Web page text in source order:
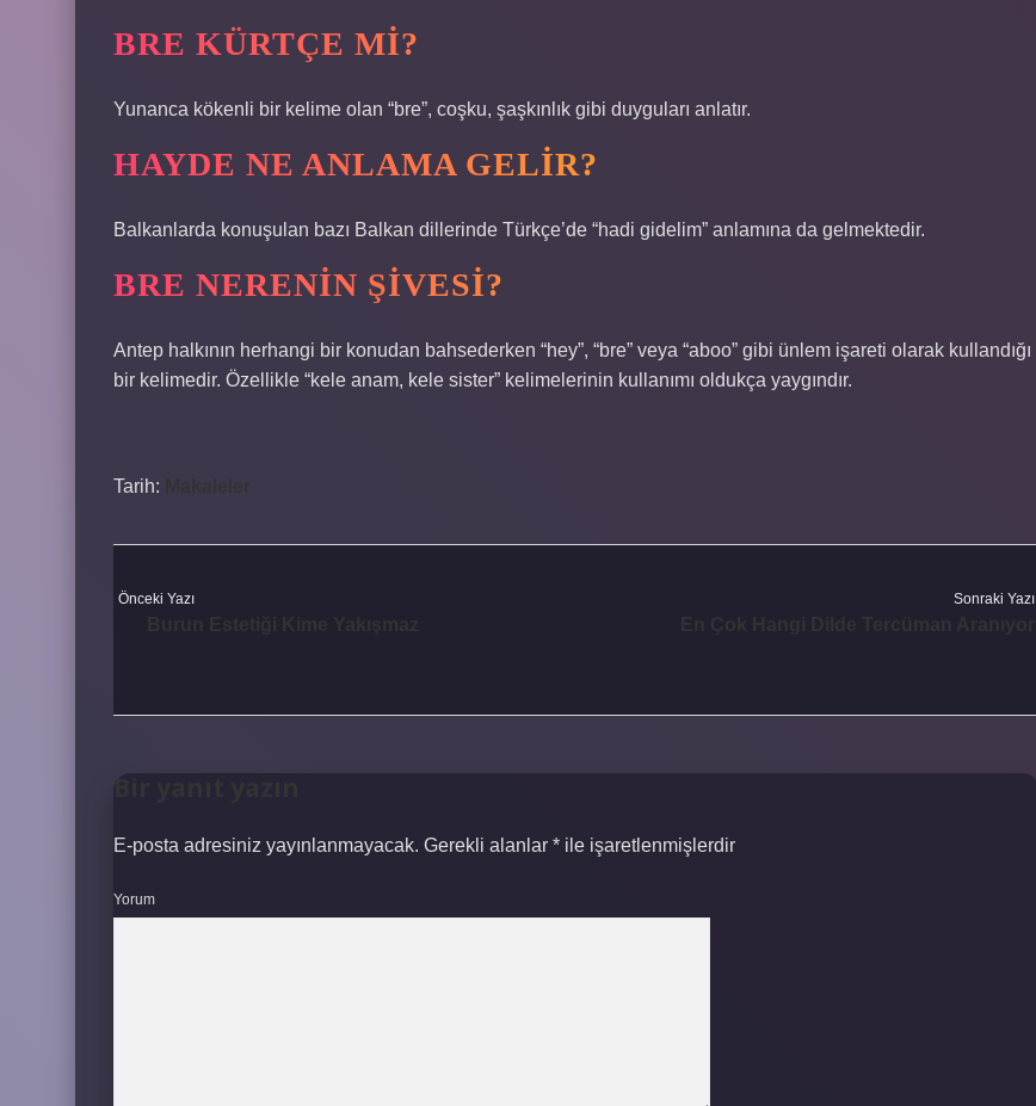
BRE KÜRTÇE MI?
Yunanca kökenli bir kelime olan “bre”, coşku, şaşkınlık gibi duyguları anlatır.
HAYDE NE ANLAMA GELIR?
Balkanlarda konuşulan bazı Balkan dillerinde Türkçe’de “hadi gidelim” anlamına da gelmektedir.
BRE NERENIN ŞIVESI?
Antep halkının herhangi bir konudan bahsederken “hey”, “bre” veya “aboo” gibi ünlem işareti olarak kullandığı
bir kelimedir. Özellikle “kele anam, kele sister” kelimelerinin kullanımı oldukça yaygındır.
Tarih: Makaleler
Önceki Yazı Sonraki Yazı
Bir yanıt yazın
E-posta adresiniz yayınlanmayacak. Gerekli alanlar * ile işaretlenmişlerdir
Yorum